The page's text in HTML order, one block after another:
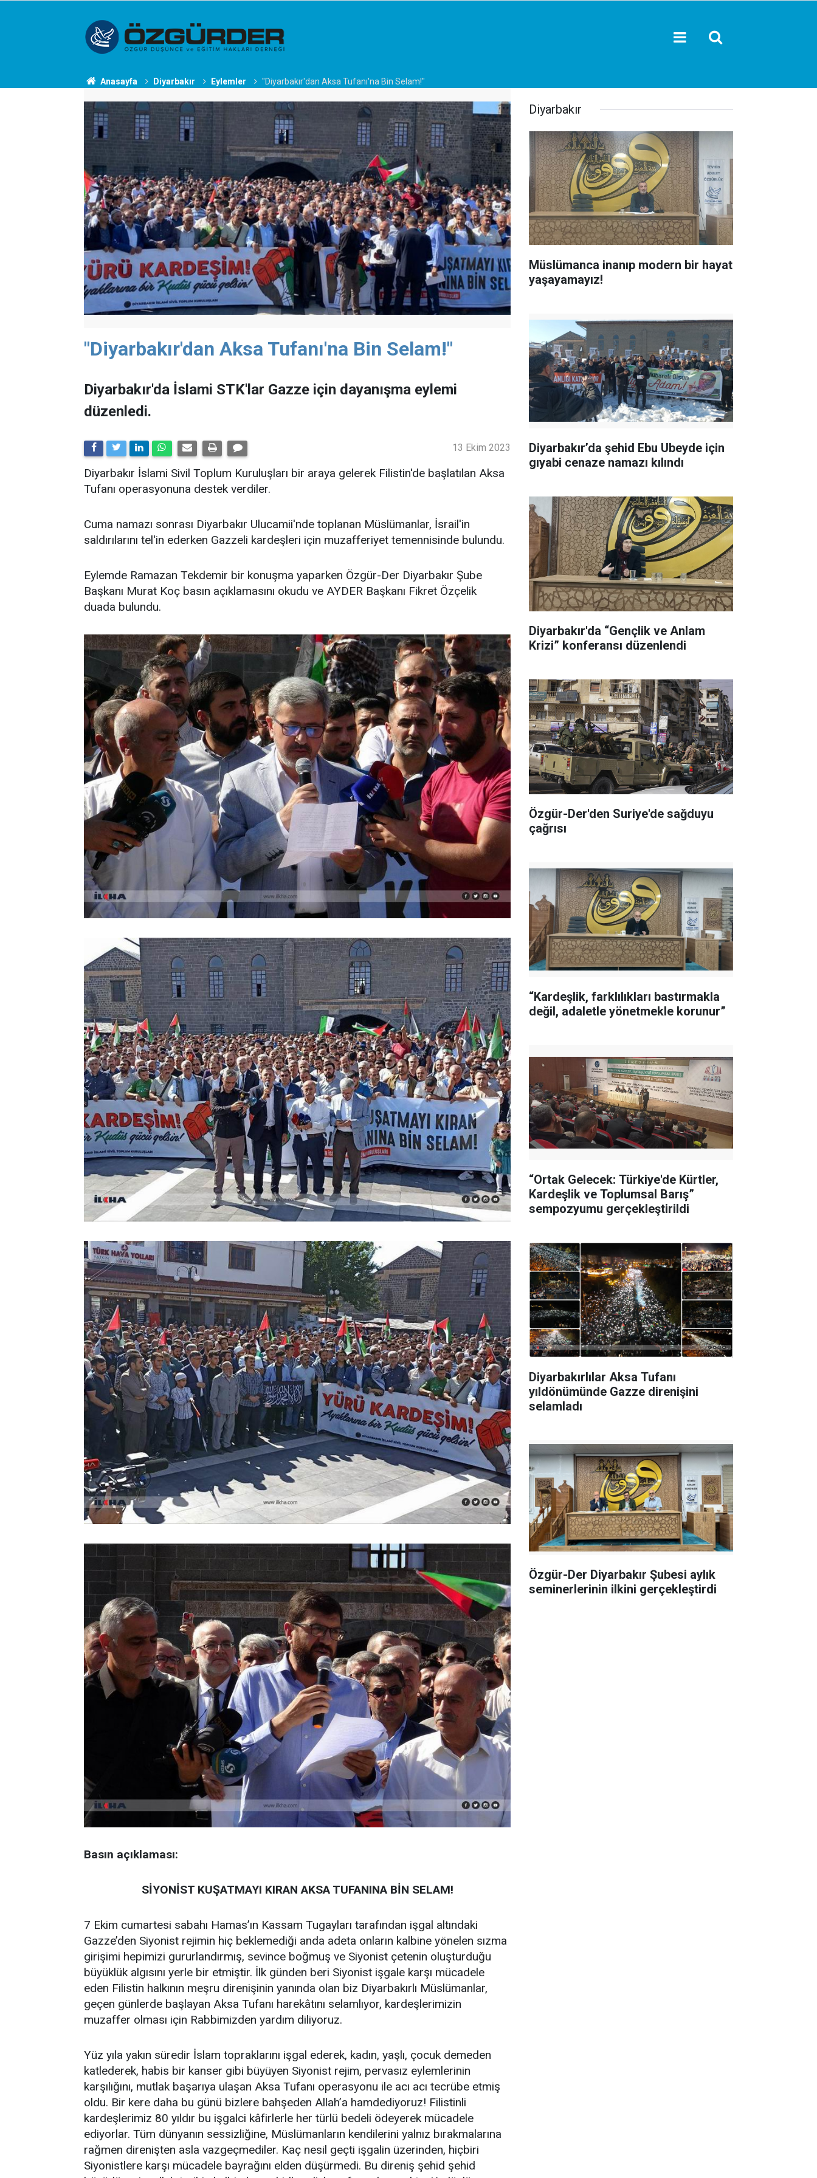
Anasayfa Diyarbakır Eylemler "Diyarbakır'dan Aksa Tufanı'na Bin Selam!"
"Diyarbakır'dan Aksa Tufanı'na Bin Selam!"
Diyarbakır'da İslami STK'lar Gazze için dayanışma eylemi
düzenledi.
13 Ekim 2023
Diyarbakır İslami Sivil Toplum Kuruluşları bir araya gelerek Filistin'de başlatılan Aksa
Tufanı operasyonuna destek verdiler.
Cuma namazı sonrası Diyarbakır Ulucamii'nde toplanan Müslümanlar, İsrail'in
saldırılarını tel'in ederken Gazzeli kardeşleri için muzafferiyet temennisinde bulundu.
Eylemde Ramazan Tekdemir bir konuşma yaparken Özgür-Der Diyarbakır Şube
Başkanı Murat Koç basın açıklamasını okudu ve AYDER Başkanı Fikret Özçelik
duada bulundu.
Basın açıklaması:
SİYONİST KUŞATMAYI KIRAN AKSA TUFANINA BİN SELAM!
7 Ekim cumartesi sabahı Hamas’ın Kassam Tugayları tarafından işgal altındaki
Gazze’den Siyonist rejimin hiç beklemediği anda adeta onların kalbine yönelen sızma
girişimi hepimizi gururlandırmış, sevince boğmuş ve Siyonist çetenin oluşturduğu
büyüklük algısını yerle bir etmiştir. İlk günden beri Siyonist işgale karşı mücadele
eden Filistin halkının meşru direnişinin yanında olan biz Diyarbakırlı Müslümanlar,
geçen günlerde başlayan Aksa Tufanı harekâtını selamlıyor, kardeşlerimizin
muzaffer olması için Rabbimizden yardım diliyoruz.
Yüz yıla yakın süredir İslam topraklarını işgal ederek, kadın, yaşlı, çocuk demeden
katlederek, habis bir kanser gibi büyüyen Siyonist rejim, pervasız eylemlerinin
karşılığını, mutlak başarıya ulaşan Aksa Tufanı operasyonu ile acı acı tecrübe etmiş
oldu. Bir kere daha bu günü bizlere bahşeden Allah’a hamdediyoruz! Filistinli
kardeşlerimiz 80 yıldır bu işgalci kâfirlerle her türlü bedeli ödeyerek mücadele
ediyorlar. Tüm dünyanın sessizliğine, Müslümanların kendilerini yalnız bırakmalarına
rağmen direnişten asla vazgeçmediler. Kaç nesil geçti işgalin üzerinden, hiçbiri
Siyonistlere karşı mücadele bayrağını elden düşürmedi. Bu direniş şehid şehid
Diyarbakır
Müslümanca inanıp modern bir hayat
yaşayamayız!
Diyarbakır’da şehid Ebu Ubeyde için
gıyabi cenaze namazı kılındı
Diyarbakır'da “Gençlik ve Anlam
Krizi” konferansı düzenlendi
Özgür-Der'den Suriye'de sağduyu
çağrısı
“Kardeşlik, farklılıkları bastırmakla
değil, adaletle yönetmekle korunur”
“Ortak Gelecek: Türkiye'de Kürtler,
Kardeşlik ve Toplumsal Barış”
sempozyumu gerçekleştirildi
Diyarbakırlılar Aksa Tufanı
yıldönümünde Gazze direnişini
selamladı
Özgür-Der Diyarbakır Şubesi aylık
seminerlerinin ilkini gerçekleştirdi